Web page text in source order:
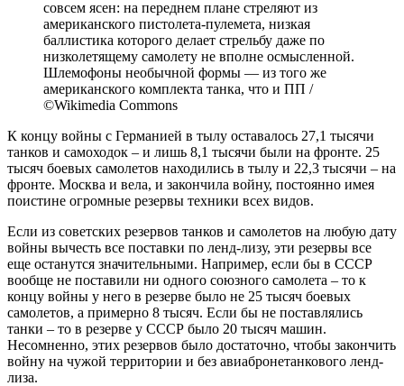
совсем ясен: на переднем плане стреляют из
американского пистолета-пулемета, низкая
баллистика которого делает стрельбу даже по
низколетящему самолету не вполне осмысленной.
Шлемофоны необычной формы — из того же
американского комплекта танка, что и ПП /
©Wikimedia Commons
К концу войны с Германией в тылу оставалось 27,1 тысячи
танков и самоходок – и лишь 8,1 тысячи были на фронте. 25
тысяч боевых самолетов находились в тылу и 22,3 тысячи – на
фронте. Москва и вела, и закончила войну, постоянно имея
поистине огромные резервы техники всех видов.
Если из советских резервов танков и самолетов на любую дату
войны вычесть все поставки по ленд-лизу, эти резервы все
еще останутся значительными. Например, если бы в СССР
вообще не поставили ни одного союзного самолета – то к
концу войны у него в резерве было не 25 тысяч боевых
самолетов, а примерно 8 тысяч. Если бы не поставлялись
танки – то в резерве у СССР было 20 тысяч машин.
Несомненно, этих резервов было достаточно, чтобы закончить
войну на чужой территории и без авиабронетанкового ленд-
лиза.